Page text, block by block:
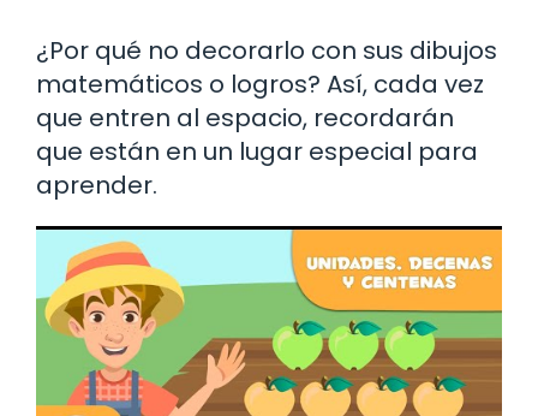
¿Por qué no decorarlo con sus dibujos
matemáticos o logros? Así, cada vez
que entren al espacio, recordarán
que están en un lugar especial para
aprender.